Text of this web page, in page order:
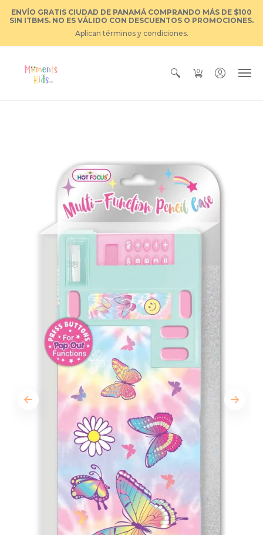
ENVÍO GRATIS CIUDAD DE PANAMÁ COMPRANDO MÁS DE $100
SIN ITBMS. NO ES VÁLIDO CON DESCUENTOS O PROMOCIONES.
Aplican términos y condiciones.
0